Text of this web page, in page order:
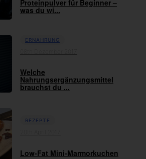
Proteinpulver für Beginner –
was du wi...
ERNAHRUNG
Welche
Nahrungsergänzungsmittel
brauchst du ...
REZEPTE
Low-Fat Mini-Marmorkuchen